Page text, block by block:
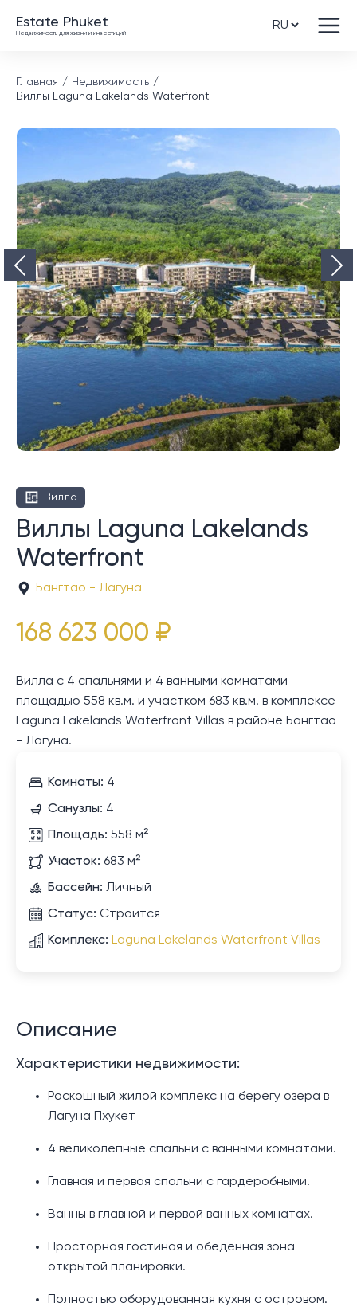
Estate Phuket
Недвижимость для жизни и инвестиций
Главная
Недвижимость
Виллы Laguna Lakelands Waterfront
Вилла
Виллы Laguna Lakelands
Waterfront
Бангтао - Лагуна
168 623 000 ₽
Вилла с 4 спальнями и 4 ванными комнатами
площадью 558 кв.м. и участком 683 кв.м. в комплексе
Laguna Lakelands Waterfront Villas в районе Бангтао
- Лагуна.
Комнаты: 4
Санузлы: 4
Площадь: 558 м²
Участок: 683 м²
Бассейн: Личный
Статус: Строится
Комплекс: Laguna Lakelands Waterfront Villas
Описание
Характеристики недвижимости:
Роскошный жилой комплекс на берегу озера в
Лагуна Пхукет
4 великолепные спальни с ванными комнатами.
Главная и первая спальни с гардеробными.
Ванны в главной и первой ванных комнатах.
Просторная гостиная и обеденная зона
открытой планировки.
Полностью оборудованная кухня с островом.